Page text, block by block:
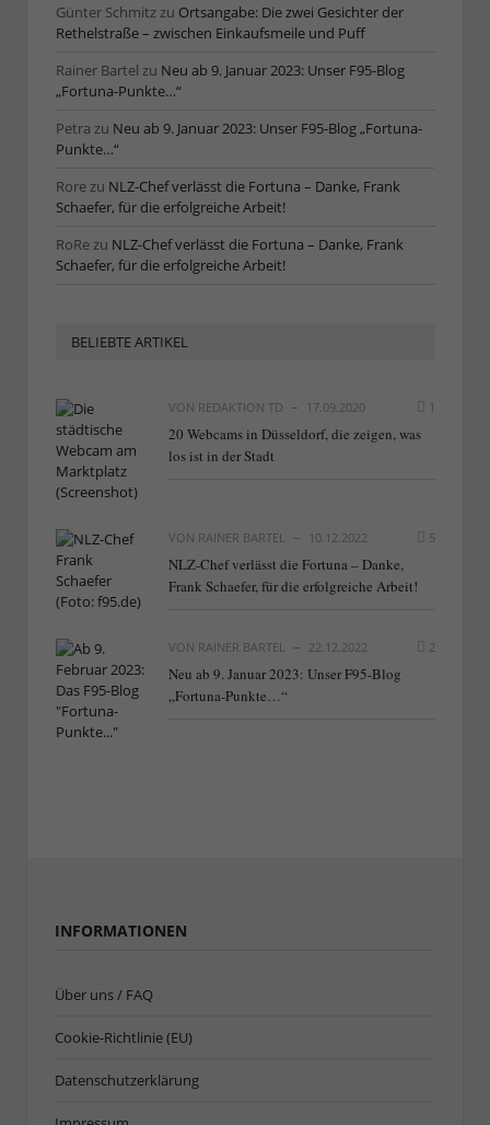
Günter Schmitz zu Ortsangabe: Die zwei Gesichter der
Rethelstraße – zwischen Einkaufsmeile und Puff
Rainer Bartel zu Neu ab 9. Januar 2023: Unser F95-Blog
„Fortuna-Punkte…“
Petra zu Neu ab 9. Januar 2023: Unser F95-Blog „Fortuna-
Punkte…“
Rore zu NLZ-Chef verlässt die Fortuna – Danke, Frank
Schaefer, für die erfolgreiche Arbeit!
RoRe zu NLZ-Chef verlässt die Fortuna – Danke, Frank
Schaefer, für die erfolgreiche Arbeit!
BELIEBTE ARTIKEL
VON REDAKTION TD 17.09.2020 1
20 Webcams in Düsseldorf, die zeigen, was
los ist in der Stadt
VON RAINER BARTEL 10.12.2022 5
NLZ-Chef verlässt die Fortuna – Danke,
Frank Schaefer, für die erfolgreiche Arbeit!
VON RAINER BARTEL 22.12.2022 2
Neu ab 9. Januar 2023: Unser F95-Blog
„Fortuna-Punkte…“
INFORMATIONEN
Über uns / FAQ
Cookie-Richtlinie (EU)
Datenschutzerklärung